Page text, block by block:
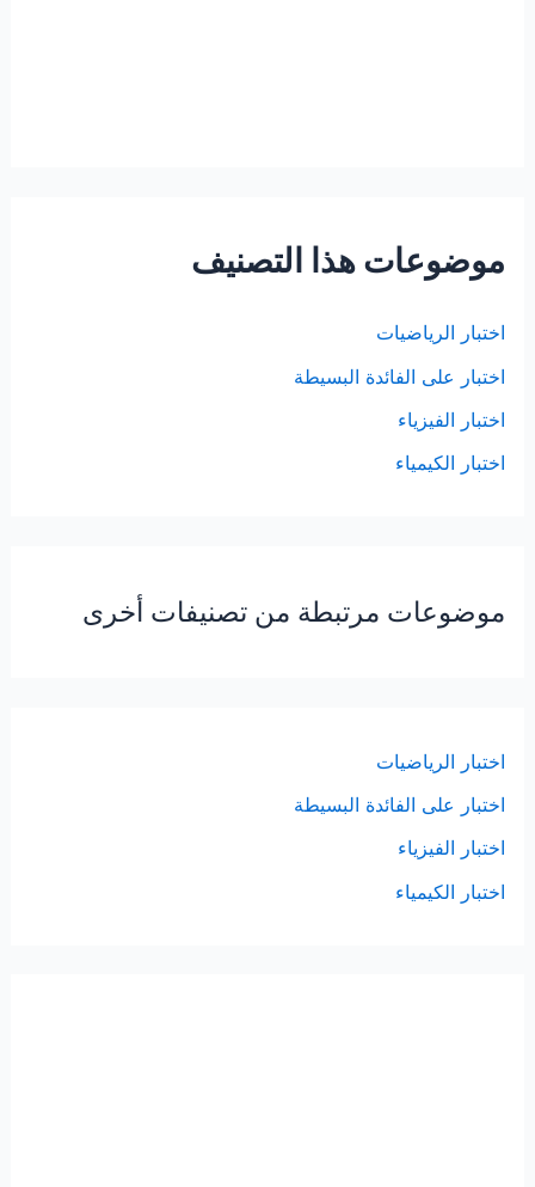
موضوعات هذا التصنيف
اختبار الرياضيات
اختبار على الفائدة البسيطة
اختبار الفيزياء
اختبار الكيمياء
موضوعات مرتبطة من تصنيفات أخرى
اختبار الرياضيات
اختبار على الفائدة البسيطة
اختبار الفيزياء
اختبار الكيمياء